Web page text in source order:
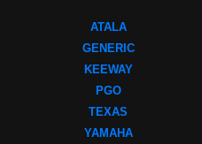
ATALA
GENERIC
KEEWAY
PGO
TEXAS
YAMAHA